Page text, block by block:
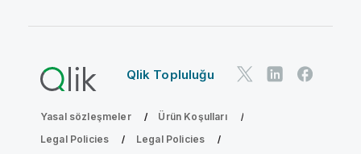
Qlik Topluluğu
Yasal sözleşmeler
Ürün Koşulları
Legal Policies
Legal Policies